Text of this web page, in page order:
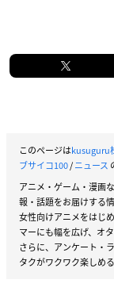
このページはkusuguru
ブサイコ100/ニュース
アニメ・ゲーム・漫画
報・話題をお届けする
女性向けアニメをはじ
マーにも幅を広げ、オ
さらに、アンケート・
タクがワクワク楽しめ